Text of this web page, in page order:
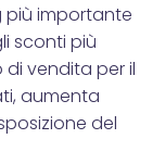
più importante
sconti più
vendita per il
aumenta
del